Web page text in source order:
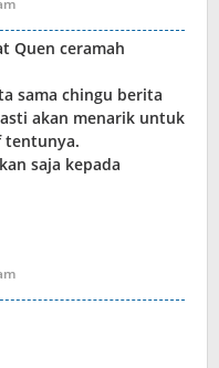
Quen ceramah
sama chingu berita
akan menarik untuk
tentunya.
saja kepada